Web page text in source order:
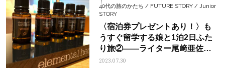
40代の旅のかたち / FUTURE STORY / Junior
STORY
〈宿泊券プレゼントあり！〉も
うすぐ留学する娘と1泊2日ふた
り旅②――ライター尾﨑亜佐子
【伊豆ホテル リゾート&スパ】
2023.07.30